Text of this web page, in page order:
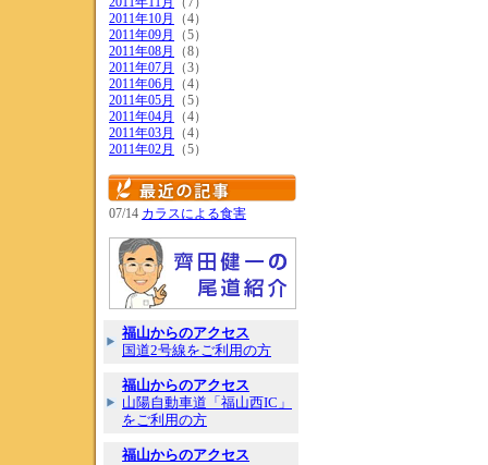
2011年10月
（4）
2011年09月
（5）
2011年08月
（8）
2011年07月
（3）
2011年06月
（4）
2011年05月
（5）
2011年04月
（4）
2011年03月
（4）
2011年02月
（5）
07/14 カラスによる食害
福山からのアクセス
国道2号線をご利用の方
福山からのアクセス
山陽自動車道「福山西IC」
をご利用の方
福山からのアクセス